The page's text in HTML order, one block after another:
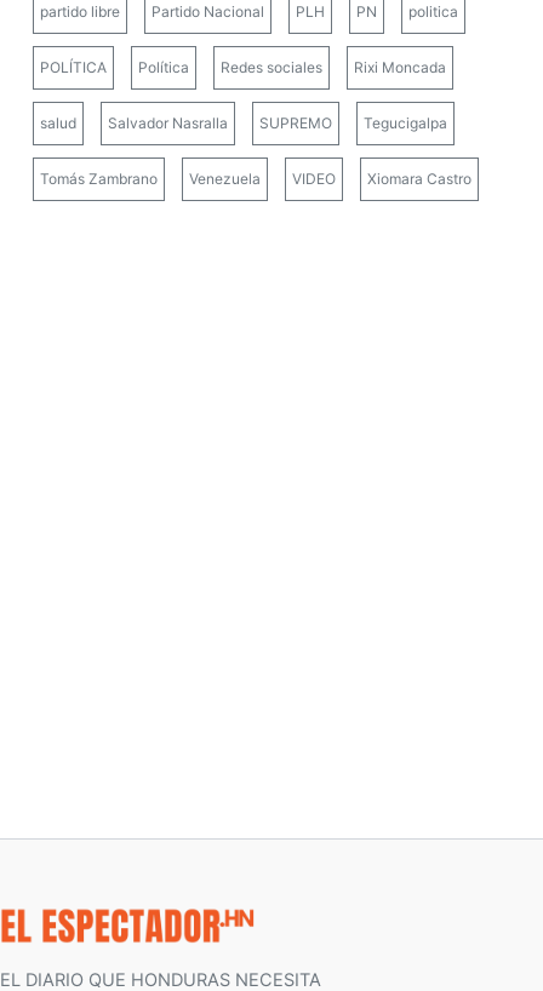
partido libre Partido Nacional PLH PN politica
POLÍTICA Política Redes sociales Rixi Moncada
salud Salvador Nasralla SUPREMO Tegucigalpa
Tomás Zambrano Venezuela VIDEO Xiomara Castro
EL DIARIO QUE HONDURAS NECESITA